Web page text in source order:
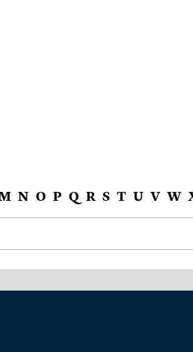
N O P Q R S T U V W